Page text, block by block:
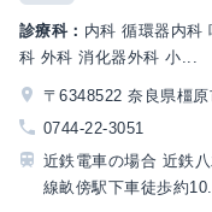
診療科： 内科 循環器内科
科 外科 消化器外科 小...
〒6348522 奈良県橿
0744-22-3051
近鉄電車の場合 近鉄
線畝傍駅下車徒歩約